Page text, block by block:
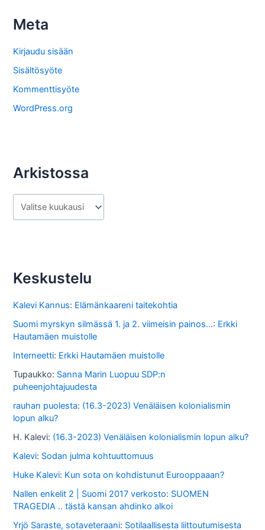
s
o
s
t
a
Meta
Kirjaudu sisään
Sisältösyöte
Kommenttisyöte
WordPress.org
Arkistossa
r
s
o
s
s
a
Keskustelu
Kalevi Kannus: Elämänkaareni taitekohtia
Suomi myrskyn silmässä 1. ja 2. viimeisin painos...: Erkki
Hautamäen muistolle
Interneetti: Erkki Hautamäen muistolle
Tupaukko: Sanna Marin Luopuu SDP:n
puheenjohtajuudesta
rauhan puolesta: (16.3-2023) Venäläisen kolonialismin
lopun alku?
H. Kalevi: (16.3-2023) Venäläisen kolonialismin lopun alku?
Kalevi: Sodan julma kohtuuttomuus
Huke Kalevi: Kun sota on kohdistunut Eurooppaaan?
Nallen enkelit 2 | Suomi 2017 verkosto: SUOMEN
TRAGEDIA .. tästä kansan ahdinko alkoi
Yrjö Saraste, sotaveteraani: Sotilaallisesta liittoutumisesta